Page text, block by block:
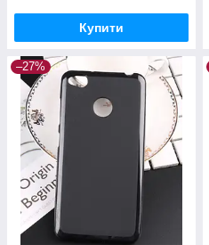
Купити
–27%